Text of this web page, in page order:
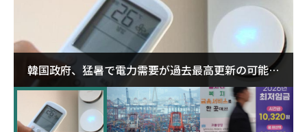
韓国政府、猛暑で電力需要が過去最高更新の可能性
に需給対応体制を点検